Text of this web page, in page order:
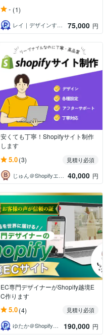
- (1)
レイ｜デザインするマーケター 75,000 円
安くても丁寧！Shopifyサイト制作
します
5.0(3)
見積り必須
じゅん＠Shopifyエンジニア
40,000 円
EC専門デザイナーがShopify越境E
C作ります
5.0(4)
見積り必須
ゆたか＠Shopify専門家・EC制作
190,000 円